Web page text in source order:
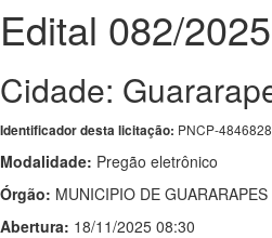
Edital 082/2025
Cidade:
Identificador desta licitação: PNCP-
Modalidade: Pregão eletrônico
Órgão: MUNICIPIO DE GUARARAPES
Abertura: 18/11/2025 08:30